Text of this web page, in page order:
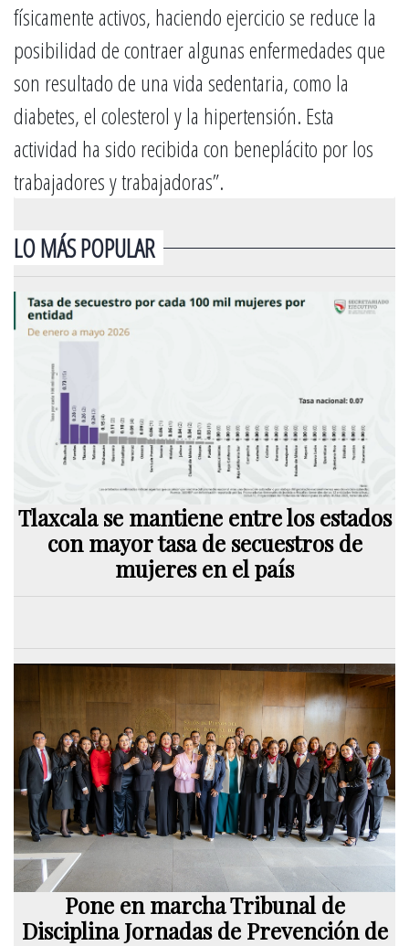
físicamente activos, haciendo ejercicio se reduce la
posibilidad de contraer algunas enfermedades que
son resultado de una vida sedentaria, como la
diabetes, el colesterol y la hipertensión. Esta
actividad ha sido recibida con beneplácito por los
trabajadores y trabajadoras”.
LO MÁS POPULAR
Tlaxcala se mantiene entre los estados
con mayor tasa de secuestros de
mujeres en el país
Pone en marcha Tribunal de
Disciplina Jornadas de Prevención de